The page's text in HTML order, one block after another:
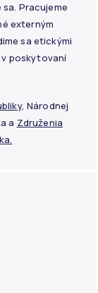
Pracujeme
externým
sa etickými
v poskytovaní
, Národnej
a Združenia